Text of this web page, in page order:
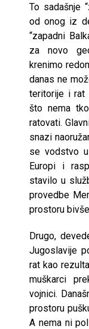
To sadašnje
od onog iz
“zapadni
za novo
krenimo
danas ne
teritorije i rat
što nema
ratovati.
snazi
se vodstvo u
Europi i
stavilo u
provedbe
prostoru
Drugo,
Jugoslavije
rat kao
muškarci
vojnici.
prostoru
A nema ni